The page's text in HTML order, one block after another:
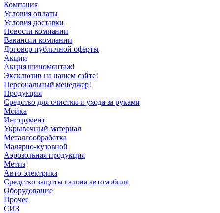
Компания
Условия оплаты
Условия доставки
Новости компании
Вакансии компании
Договор публичной оферты
Акции
Акция шиномонтаж!
Эксклюзив на нашем сайте!
Персональный менеджер!
Продукция
Средство для очистки и ухода за руками
Мойка
Инструмент
Укрывочный материал
Металлообработка
Малярно-кузовной
Аэрозольная продукция
Метиз
Авто-электрика
Средство защиты салона автомобиля
Оборудование
Прочее
СИЗ